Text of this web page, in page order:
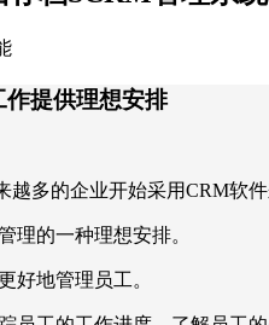
提供理想安排
越多的企业开始采用CRM软
理的一种理想安排。
好地管理员工。